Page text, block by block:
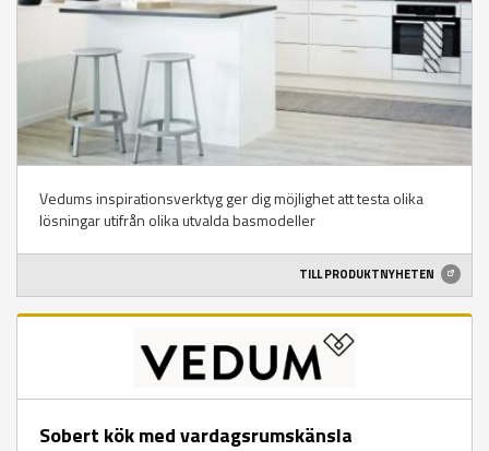
Vedums inspirationsverktyg ger dig möjlighet att testa olika
lösningar utifrån olika utvalda basmodeller
TILL PRODUKTNYHETEN
Sobert kök med vardagsrumskänsla